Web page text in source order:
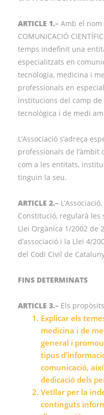
ARTICLE 1.– Amb el nom
COMUNICACIÓ
temps indefinit una
especialitzats en
tecnologia, medicina i
professionals en
institucions del camp
tecnològica i de medi
L’Associació s’adreça
professionals de
com a les entitats,
tinguin la seu.
ARTICLE 2.–
Constitució, regularà les
Llei Orgànica 1/2002 de
d’associació i la Llei 4/
del Codi Civil de
FINS DETERMINATS
ARTICLE 3.– Els
Explicar els
medicina i de
general i
tipus
comunicació,
dedicació dels
Vetllar per la
continguts